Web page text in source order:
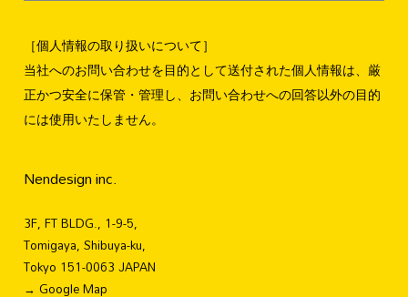
［個人情報の取り扱いについて］
当社へのお問い合わせを目的として送付された個人情報は、厳
正かつ安全に保管・管理し、お問い合わせへの回答以外の目的
には使用いたしません。
Nendesign inc.
3F, FT BLDG., 1-9-5,
Tomigaya, Shibuya-ku,
Tokyo 151-0063 JAPAN
→ Google Map